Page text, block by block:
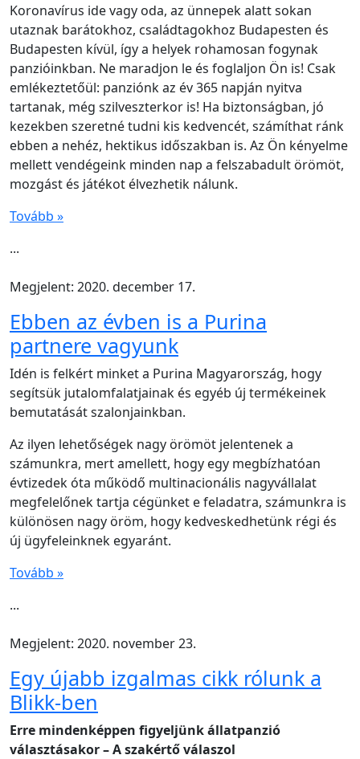
Koronavírus ide vagy oda, az ünnepek alatt sokan
utaznak barátokhoz, családtagokhoz Budapesten és
Budapesten kívül, így a helyek rohamosan fogynak
panzióinkban. Ne maradjon le és foglaljon Ön is! Csak
emlékeztetőül: panziónk az év 365 napján nyitva
tartanak, még szilveszterkor is! Ha biztonságban, jó
kezekben szeretné tudni kis kedvencét, számíthat ránk
ebben a nehéz, hektikus időszakban is. Az Ön kényelme
mellett vendégeink minden nap a felszabadult örömöt,
mozgást és játékot élvezhetik nálunk.
Tovább »
...
Megjelent: 2020. december 17.
Ebben az évben is a Purina
partnere vagyunk
Idén is felkért minket a Purina Magyarország, hogy
segítsük jutalomfalatjainak és egyéb új termékeinek
bemutatását szalonjainkban.
Az ilyen lehetőségek nagy örömöt jelentenek a
számunkra, mert amellett, hogy egy megbízhatóan
évtizedek óta működő multinacionális nagyvállalat
megfelelőnek tartja cégünket e feladatra, számunkra is
különösen nagy öröm, hogy kedveskedhetünk régi és
új ügyfeleinknek egyaránt.
Tovább »
...
Megjelent: 2020. november 23.
Egy újabb izgalmas cikk rólunk a
Blikk-ben
Erre mindenképpen figyeljünk állatpanzió
választásakor – A szakértő válaszol